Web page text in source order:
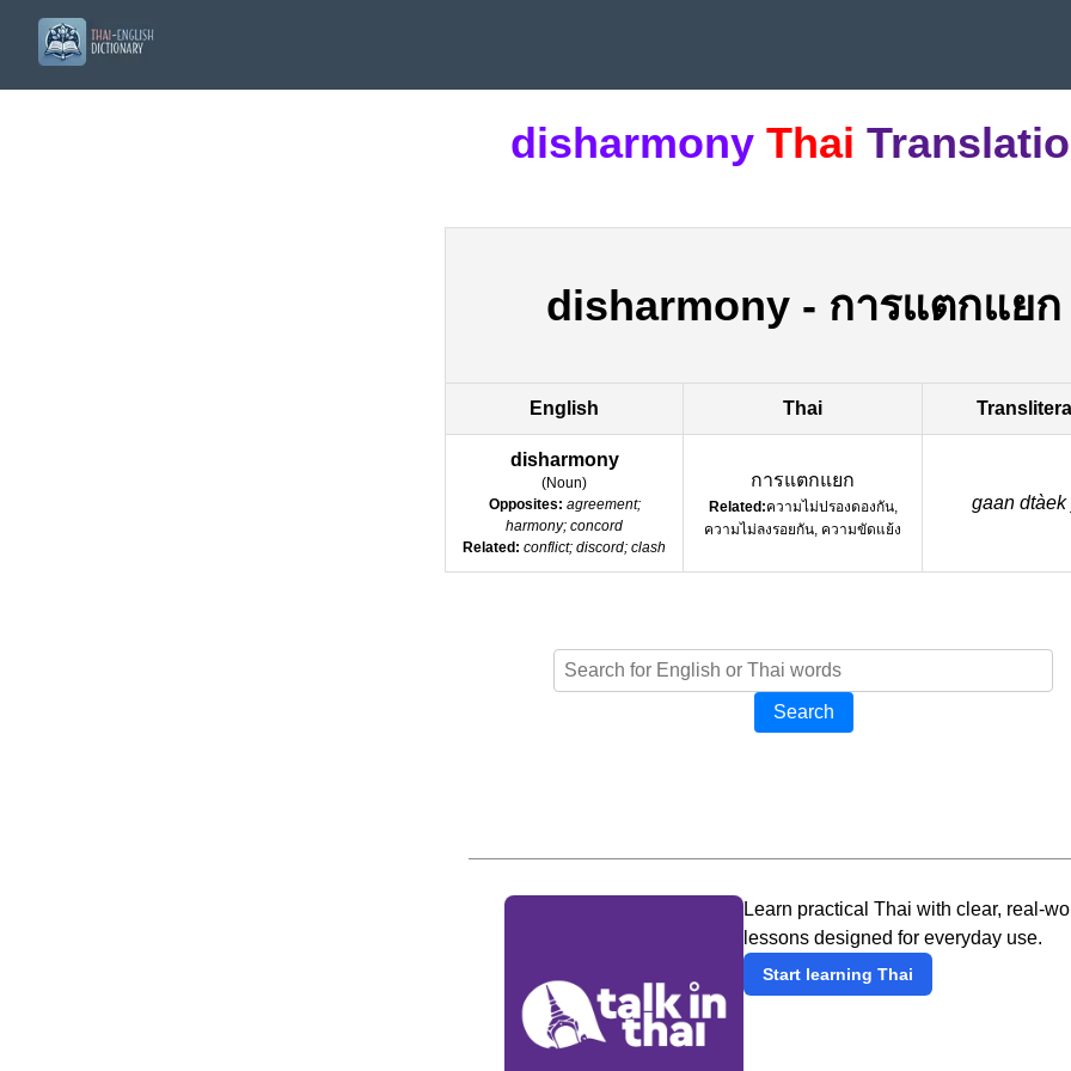
disharmony Thai
disharmony- การแตกแยก
English Thai
disharmony
(Noun)
Opposites: agreement;
harmony; concord
Related: conflict; discord; clash
การแตกแยก
Related:ความไม่ปรองดองกัน,
ความไม่ลงรอยกัน, ความขัดแย้ง
gaan dtàek
Search
Learn practical Thai with clear, real-
lessons designed for everyday use.
Start learning Thai